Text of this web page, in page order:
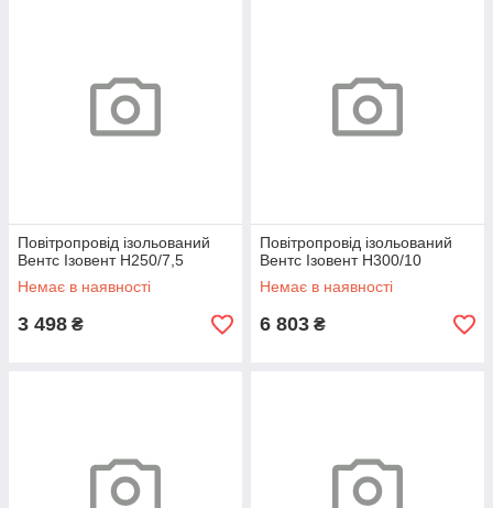
Повітропровід ізольований
Вентс Ізовент Н250/7,5
Немає в наявності
3 498 ₴
Повітропровід ізольований
Вентс Ізовент Н300/10
Немає в наявності
6 803 ₴